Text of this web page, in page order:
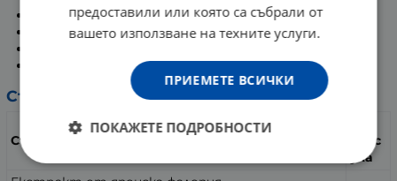
Намалява възпаленията
Подпомага сърдечно-съдовата дейност
Увеличава енергийните нива
Състав:
Съдържание
капс
ула
предоставили или която са събрали от
вашето използване на техните услуги.
ПРИЕМЕТЕ ВСИЧКИ
ПОКАЖЕТЕ ПОДРОБНОСТИ